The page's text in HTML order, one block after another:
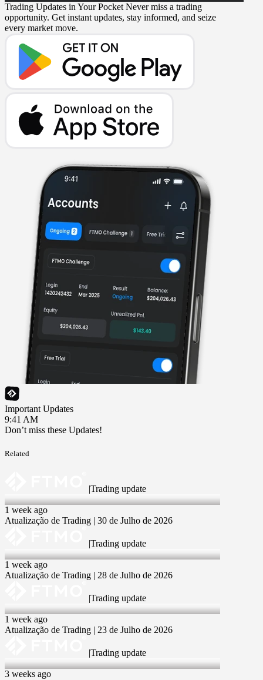
Trading Updates in Your Pocket Never miss a trading
opportunity. Get instant updates, stay informed, and seize
every market move.
Important Updates
9:41 AM
Don’t miss these Updates!
Related
|Trading update
30 Jul 2026
1 week ago
Atualização de Trading | 30 de Julho de 2026
|Trading update
28 Jul 2026
1 week ago
Atualização de Trading | 28 de Julho de 2026
|Trading update
23 Jul 2026
1 week ago
Atualização de Trading | 23 de Julho de 2026
|Trading update
16 Jul 2026
3 weeks ago